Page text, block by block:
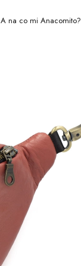
A na co mi Anacomito?